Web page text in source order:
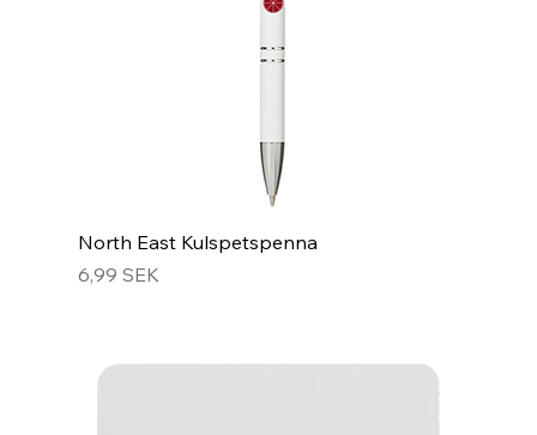
North East Kulspetspenna
Prix
6,99 SEK